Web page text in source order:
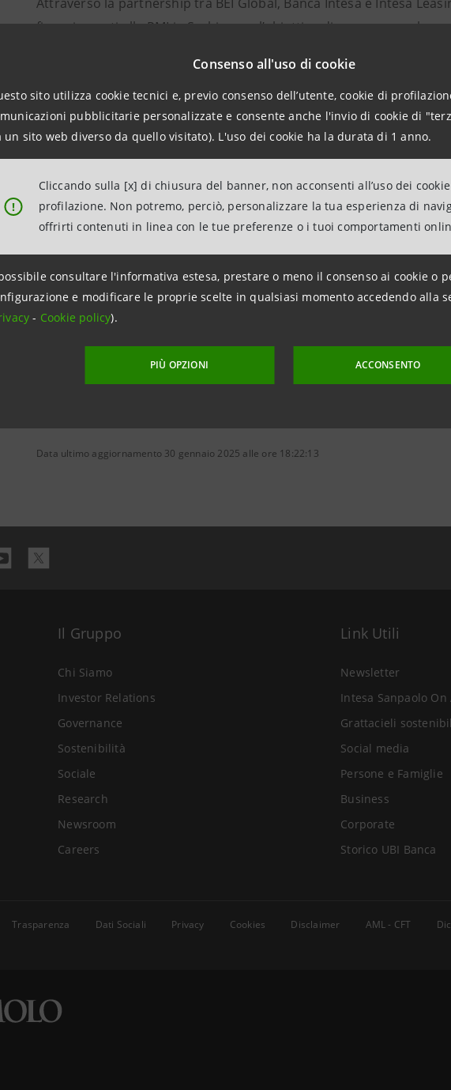
Consenso all'uso di cookie
sito utilizza cookie tecnici e, previo consenso dell’utente, cookie di
pubblicitarie personalizzate e consente anche l'invio di cookie di
un sito web diverso da quello visitato). L'uso dei cookie ha la durata di 1 anno.
!
Cliccando sulla [x] di chiusura del banner, non acconsenti all’uso dei
profilazione. Non potremo, perciò, personalizzare la tua esperienza di
offrirti contenuti in linea con le tue preferenze o i tuoi comportamenti
consultare l'informativa estesa, prestare o meno il consenso ai cookie o
e modificare le proprie scelte in qualsiasi momento accedendo alla
- Cookie policy).
PIÙ OPZIONI ACCONSENTO
finanziamenti alle PMI in Serbia, con l’obiettivo di promuovere la
L’operazione beneficerà circa 240 aziende e proteggerà circa
dell'economia locale.
Fornendo finanziamenti a lungo termine e accessibili, il Gruppo
migliorare la resilienza e la decarbonizzazione dell'economia
lavoro, la produttività e l'innovazione.
Banca Intesa Beograd, parte della Divisione International Banks, è
conta 1,4 milioni di clienti nei segmenti corporate e retail.
Data ultimo aggiornamento 30 gennaio 2025 alle ore 18:22:13
Il Gruppo
Chi Siamo
Investor Relations
Governance
Sostenibilità
Sociale
Research
Newsroom
Careers
Link Utili
Newsletter
Intesa Sanpaolo On
Grattacieli
Social media
Persone e Famiglie
Business
Corporate
Storico UBI Banca
Trasparenza Dati Sociali Privacy Cookies Disclaimer AML - CFT